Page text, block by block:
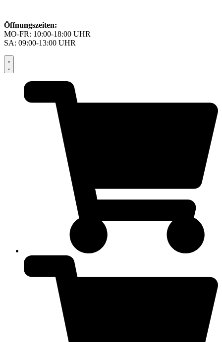
Öffnungszeiten:
MO-FR: 10:00-18:00 UHR
SA: 09:00-13:00 UHR